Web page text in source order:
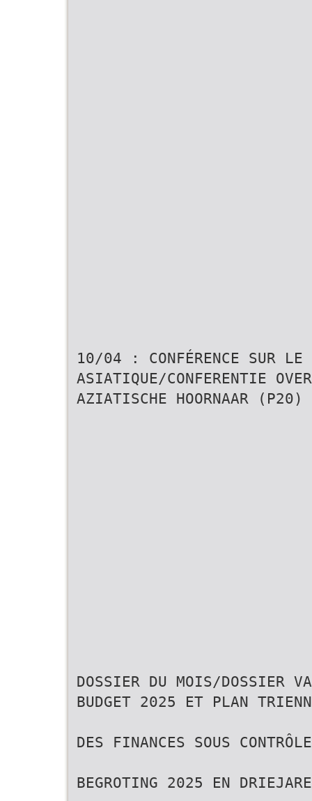
10/04 : CONFÉRENCE SUR LE
ASIATIQUE/CONFERENTIE
AZIATISCHE HOORNAAR (P20)
DOSSIER DU MOIS/DOSSIER
BUDGET 2025 ET PLAN
DES FINANCES SOUS CONTRÔLE
BEGROTING 2025 EN